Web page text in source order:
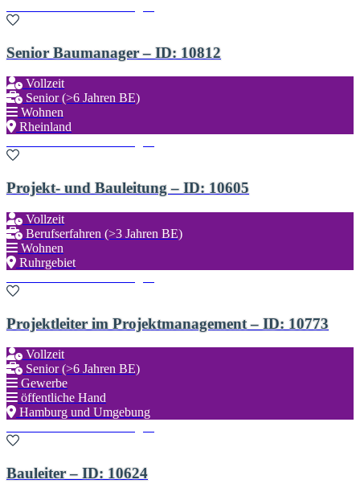
Senior Baumanager – ID: 10812
Vollzeit
Senior (>6 Jahren BE)
Wohnen
Rheinland
Projekt- und Bauleitung – ID: 10605
Vollzeit
Berufserfahren (>3 Jahren BE)
Wohnen
Ruhrgebiet
Projektleiter im Projektmanagement – ID: 10773
Vollzeit
Senior (>6 Jahren BE)
Gewerbe
öffentliche Hand
Hamburg und Umgebung
Bauleiter – ID: 10624